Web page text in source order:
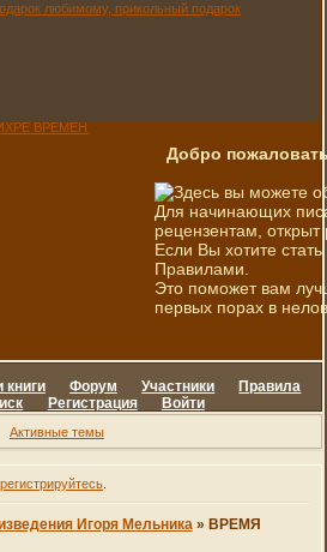
Добро
Здесь вы можете
Для начинающих
рецензентам, открыт
Если Вы хотите
Правилами.
Это поможет вам
первых порах в
книги Форум Участники
Правила
Регистрация Войти
Активные темы
.
Игоря Мельника » ВРЕМЯ